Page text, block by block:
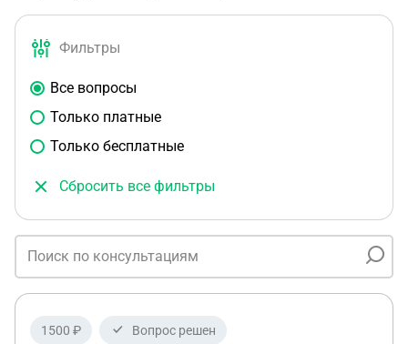
Фильтры
Все вопросы
Только платные
Только бесплатные
Сбросить все фильтры
1500 ₽ Вопрос решен